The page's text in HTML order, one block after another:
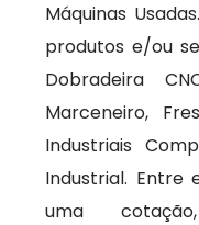
Máquinas
produtos e/ou
Dobradeira
Marceneiro,
Industriais
Industrial.
uma